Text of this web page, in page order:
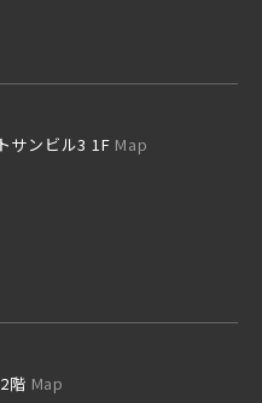
サンビル3 1F Map
階 Map